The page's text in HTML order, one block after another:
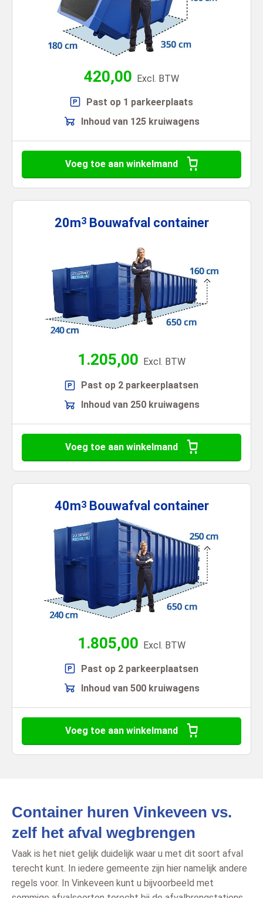
420,00 Excl. BTW
Past op 1 parkeerplaats
Inhoud van 125 kruiwagens
Voeg toe aan winkelmand
20m3 Bouwafval container
1.205,00 Excl. BTW
Past op 2 parkeerplaatsen
Inhoud van 250 kruiwagens
Voeg toe aan winkelmand
40m3 Bouwafval container
1.805,00 Excl. BTW
Past op 2 parkeerplaatsen
Inhoud van 500 kruiwagens
Voeg toe aan winkelmand
Container huren Vinkeveen vs.
zelf het afval wegbrengen
Vaak is het niet gelijk duidelijk waar u met dit soort afval
terecht kunt. In iedere gemeente zijn hier namelijk andere
regels voor. In Vinkeveen kunt u bijvoorbeeld met